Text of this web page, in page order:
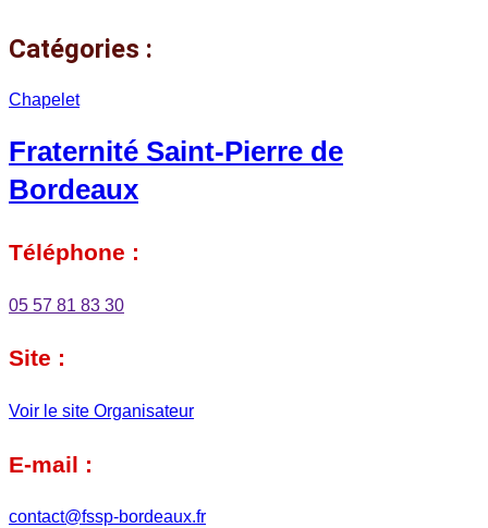
Catégories :
Chapelet
Fraternité Saint-Pierre de
Bordeaux
Téléphone :
05 57 81 83 30
Site :
Voir le site Organisateur
E-mail :
contact@fssp-bordeaux.fr